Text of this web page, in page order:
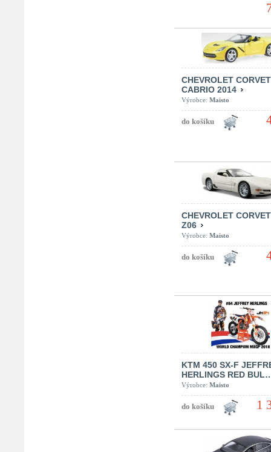
CHEVROLET
CABRIO 2014
Výrobce: Maisto
CHEVROLET
Z06
Výrobce: Maisto
KTM 450 SX-F
HERLINGS RED
Výrobce: Maisto
1